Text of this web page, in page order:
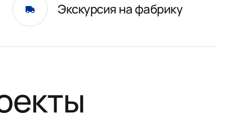
Экскурсия на фабрику